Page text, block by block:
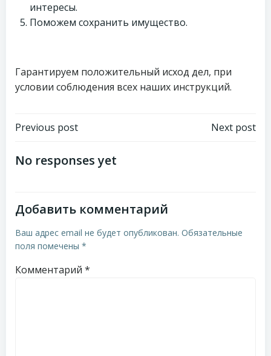
интересы.
Поможем сохранить имущество.
Гарантируем положительный исход дел, при
условии соблюдения всех наших инструкций.
Навигация
по
Previous post
Навигация
Next post
No responses yet
Добавить комментарий
Ваш адрес email не будет опубликован. Обязательные
поля помечены *
Комментарий *